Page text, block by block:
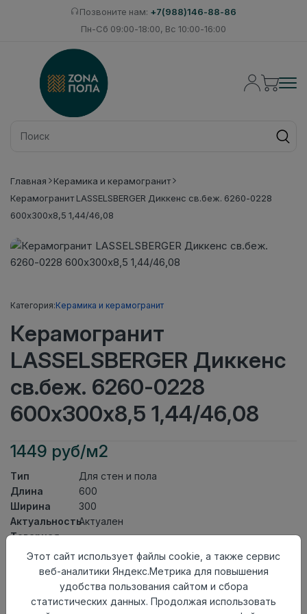
Позвоните нам: +7(988)146-88-86
Пн-Сб 09:00-18:00, Вс 10:00-16:00
Главная
Керамика и керамогранит
Керамогранит LASSELSBERGER Диккенс св.беж. 6260-0228
600х300х8,5 1,44/46,08
Категория:Керамика и керамогранит
Керамогранит
LASSELSBERGER Диккенс
св.беж. 6260-0228
600х300х8,5 1,44/46,08
1449 руб/м2
Тип
Для стен и пола
Длина
600
Ширина
300
АктуальностьАктуален
Товарная
группа
Толщина
матовая
происхождения
Россия
Этот сайт использует файлы cookie, а также сервис
веб-аналитики Яндекс.Метрика для повышения
удобства пользования сайтом и сбора
статистических данных. Продолжая использовать